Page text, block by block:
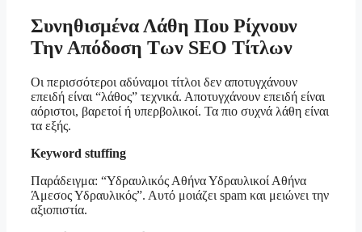
Συνηθισμένα Λάθη Που Ρίχνουν
Την Απόδοση Των SEO Τίτλων
Οι περισσότεροι αδύναμοι τίτλοι δεν αποτυγχάνουν
επειδή είναι “λάθος” τεχνικά. Αποτυγχάνουν επειδή είναι
αόριστοι, βαρετοί ή υπερβολικοί. Τα πιο συχνά λάθη είναι
τα εξής.
Keyword stuffing
Παράδειγμα: “Υδραυλικός Αθήνα Υδραυλικοί Αθήνα
Άμεσος Υδραυλικός”. Αυτό μοιάζει spam και μειώνει την
αξιοπιστία.